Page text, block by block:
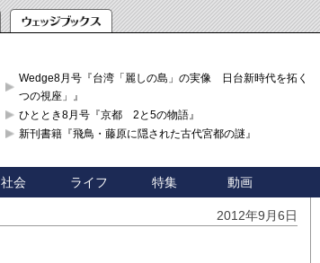
Wedge8月号『台湾「麗しの島」の実像 日台新時代を拓く「3
つの視座」』
ひととき8月号『京都 2と5の物語』
新刊書籍『飛鳥・藤原に隠された古代宮都の謎』
社会 ライフ 特集 動画
2012年9月6日